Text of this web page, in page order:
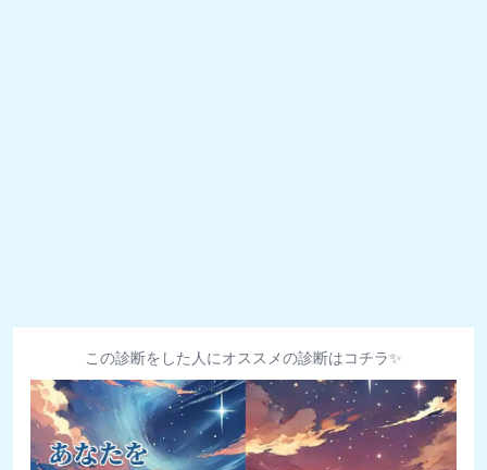
この診断をした人にオススメの診断はコチラ✨